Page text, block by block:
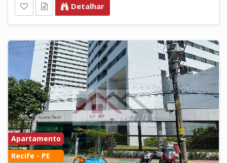
Detalhar
Apartamento
Recife - PE